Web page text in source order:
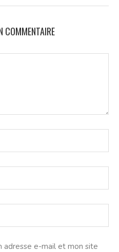
COMMENTAIRE
adresse e-mail et mon site